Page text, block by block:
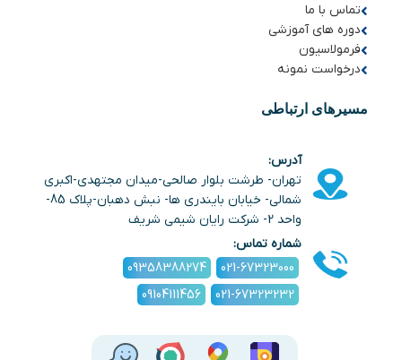
تماس با ما
دوره های آموزشی
فرمولاسیون
درخواست نمونه
مسیرهای ارتباطی
آدرس:
تهران- طرشت بلوار صالحی-میدان مجتهدی-اکبری
شمالی- خیابان بایندری ها- نبش دهبان-پلاک 85-
واحد 2- شرکت رایان شیمی شریف
شماره تماس:
021-67323000
09358388274
021-67323232
09104111456